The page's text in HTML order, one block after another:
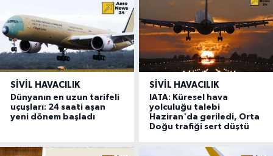
SIVIL HAVACILIK
Dünyanın en uzun tarifeli
uçuşları: 24 saati aşan
yeni dönem başladı
SIVIL HAVACILIK
IATA: Küresel hava
yolculuğu talebi
Haziran'da geriledi, Orta
Doğu trafiği sert düştü